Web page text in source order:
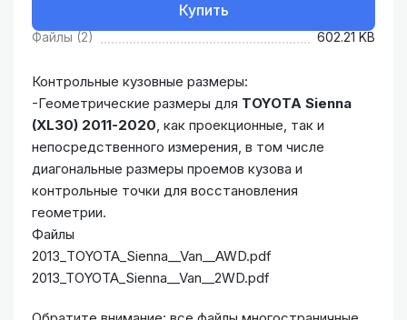
Купить
Файлы (2) 602.21 KB
Контрольные кузовные размеры:
-Геометрические размеры для TOYOTA Sienna
(XL30) 2011-2020, как проекционные, так и
непосредственного измерения, в том числе
диагональные размеры проемов кузова и
контрольные точки для восстановления
геометрии.
Файлы
2013_TOYOTA_Sienna__Van__AWD.pdf
2013_TOYOTA_Sienna__Van__2WD.pdf